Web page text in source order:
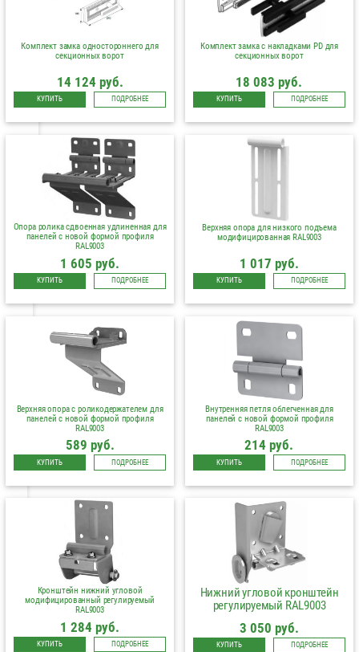
Комплект замка одностороннего для
секционных ворот
14 124 руб.
КУПИТЬ ПОДРОБНЕЕ
Комплект замка с накладками PD для
секционных ворот
18 083 руб.
КУПИТЬ ПОДРОБНЕЕ
Опора ролика сдвоенная удлиненная для
панелей с новой формой профиля
RAL9003
1 605 руб.
КУПИТЬ ПОДРОБНЕЕ
Верхняя опора для низкого подъема
модифицированная RAL9003
1 017 руб.
КУПИТЬ ПОДРОБНЕЕ
Верхняя опора с роликодержателем для
панелей с новой формой профиля
RAL9003
589 руб.
КУПИТЬ ПОДРОБНЕЕ
Внутренняя петля облегченная для
панелей с новой формой профиля
RAL9003
214 руб.
КУПИТЬ ПОДРОБНЕЕ
Кронштейн нижний угловой
модифицированный регулируемый
RAL9003
1 284 руб.
КУПИТЬ ПОДРОБНЕЕ
Нижний угловой кронштейн
регулируемый RAL9003
3 050 руб.
КУПИТЬ ПОДРОБНЕЕ